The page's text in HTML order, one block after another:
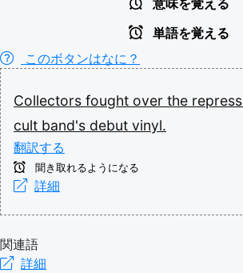
意味を覚える
単語を覚える
このボタンはなに？
Collectors fought over the repress
cult band's debut vinyl.
翻訳する
聞き取れるようになる
詳細
関連語
詳細